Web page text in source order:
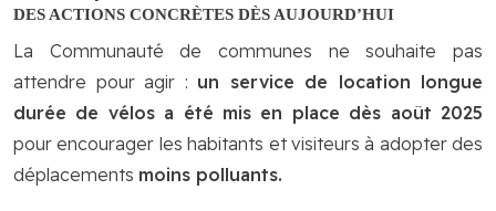
DES ACTIONS CONCRÈTES DÈS AUJOURD’HUI
La Communauté de communes ne souhaite pas
attendre pour agir : un service de location longue
durée de vélos a été mis en place dès août 2025
pour encourager les habitants et visiteurs à adopter des
déplacements moins polluants.